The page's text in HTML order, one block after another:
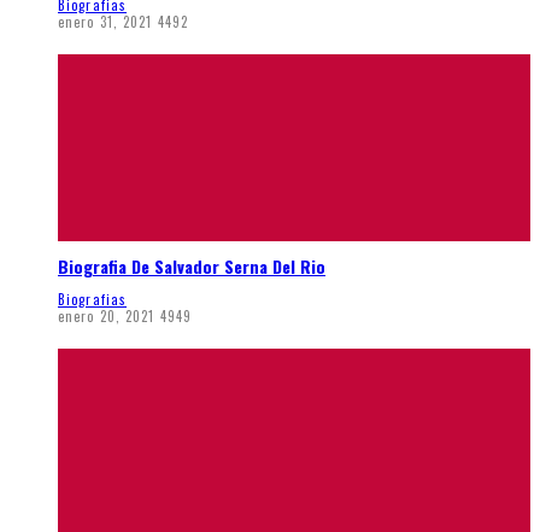
Biografias
enero 31, 2021 4492
Biografia De Salvador Serna Del Rio
Biografias
enero 20, 2021 4949